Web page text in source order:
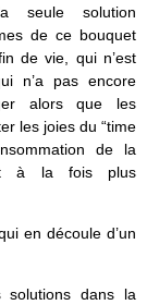
seule solution
de ce bouquet
de vie, qui n’est
n’a pas encore
alors que les
les joies du “time
de la
à la fois plus
en découle d’un
solutions dans la